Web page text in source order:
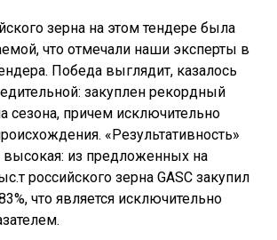
зерна на этом тендере была
что отмечали наши эксперты в
Победа выглядит, казалось
закуплен рекордный
сезона, причем исключительно
«Результативность»
из предложенных на
российского зерна GASC закупил
что является исключительно